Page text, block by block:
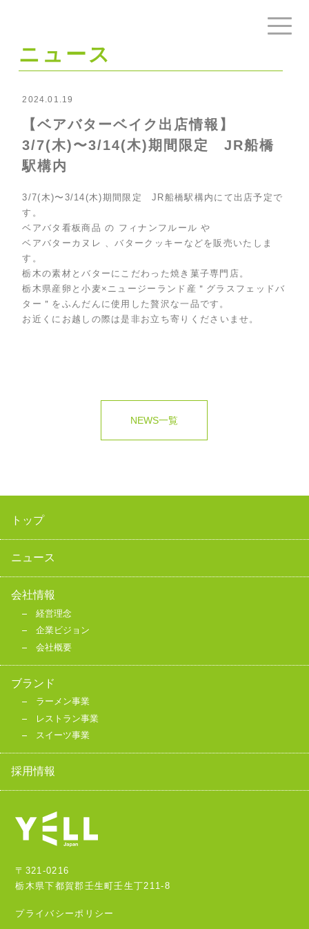
ニュース
2024.01.19
【ベアバターベイク出店情報】
3/7(木)〜3/14(木)期間限定 JR船橋
駅構内
3/7(木)〜3/14(木)期間限定 JR船橋駅構内 にて出店予定で
す。
ベアバタ看板商品 の フィナンフルール や
ベアバターカヌレ 、バタークッキーなどを販売いたしま
す。
栃木の素材とバターにこだわった焼き菓子専門店。
栃木県産卵と小麦×ニュージーランド産＂グラスフェッドバ
ター＂をふんだんに使用した贅沢な一品です。
お近くにお越しの際は是非お立ち寄りくださ いませ。
NEWS一覧
〒321-0216
栃木県下都賀郡壬生町壬生丁211-8
プライバシーポリシー
トップ
ニュース
会社情報
経営理念
企業ビジョン
会社概要
ブランド
ラーメン事業
レストラン事業
スイーツ事業
採用情報